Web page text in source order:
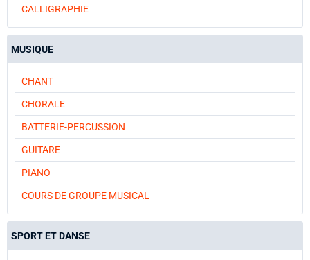
CALLIGRAPHIE
MUSIQUE
CHANT
CHORALE
BATTERIE-PERCUSSION
GUITARE
PIANO
COURS DE GROUPE MUSICAL
SPORT ET DANSE